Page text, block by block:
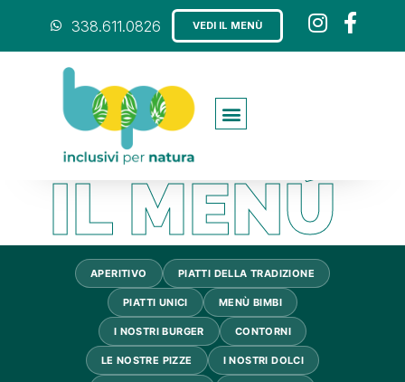
338.611.0826 VEDI IL MENÙ
IL MENÙ
APERITIVO PIATTI DELLA TRADIZIONE
PIATTI UNICI MENÙ BIMBI
I NOSTRI BURGER CONTORNI
LE NOSTRE PIZZE I NOSTRI DOLCI